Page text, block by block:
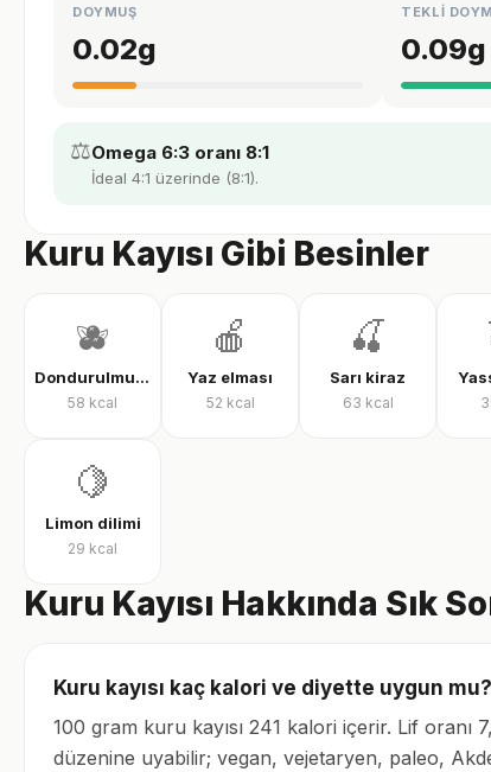
DOYMUŞ
0.02g
TEKLİ
0.09g
⚖️Omega 6:3 oranı 8:1
İdeal 4:1 üzerinde (8:1).
Kuru Kayısı Gibi Besinler
🫐
Dondurulmuş karışık meyve
58 kcal
🍎
Yaz elması
52 kcal
🍒
Sarı kiraz
63 kcal
🍋
Limon dilimi
29 kcal
Kuru Kayısı Hakkında Sık
Kuru kayısı kaç kalori ve diyette uygun mu?
100 gram kuru kayısı 241 kalori içerir. Lif
düzenine uyabilir; vegan, vejetaryen, paleo,